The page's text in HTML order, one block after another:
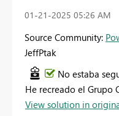
‎01-21-2025 05:26 AM
Source Community:
JeffPtak
No estaba
He recreado el Grupo
View solution in